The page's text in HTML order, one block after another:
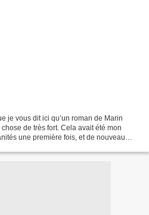
je vous dit ici qu’un roman de Marin
de très fort. Cela avait été mon
une première fois, et de nouveau